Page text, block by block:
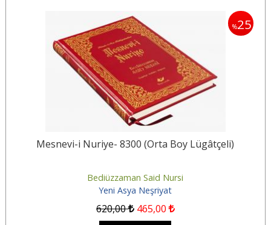
%25
Mesnevi-i Nuriye- 8300 (Orta Boy Lügâtçeli)
Bediüzzaman Said Nursi
Yeni Asya Neşriyat
620,00 465,00